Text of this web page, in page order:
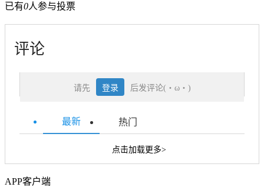
已有0人参与投票
评论
请先 登录 后发评论(・ω・)
最新 热门
点击加载更多>
APP客户端